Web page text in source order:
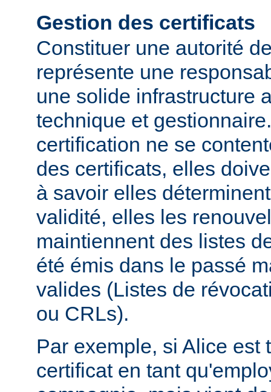
Gestion des certificats
Constituer une autorité
représente une
une solide infrastructure
technique et
certification ne se
des certificats, elles
à savoir elles
validité, elles les
maintiennent des listes
été émis dans le passé
valides (Listes de
ou CRLs).
Par exemple, si Alice est
certificat en tant